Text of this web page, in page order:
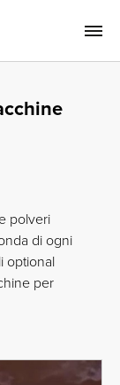
polveri
di ogni
optional
per